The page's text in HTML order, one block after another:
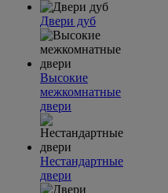
Двери дуб
Высокие
межкомнатные
двери
Нестандартные
двери